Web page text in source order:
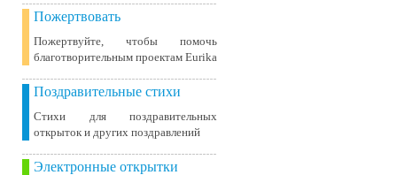
Пожертвовать
Пожертвуйте, чтобы помочь
благотворительным проектам Eurika
Поздравительные стихи
Стихи для поздравительных
открыток и других поздравлений
Электронные открытки